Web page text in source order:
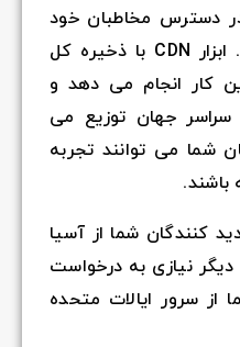
دسترس مخاطبان خود
در اروپا و آسیا قرار دهید. ابزار CDN با ذخیره کل
کار انجام می دهد و
جهان توزیع می
شما می توانند تجربه
کنندگان شما از آسیا
دیگر نیازی به درخواست
سرور ایالات متحده